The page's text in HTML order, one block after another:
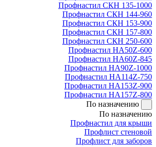
Профнастил СКН 135-1000
Профнастил СКН 144-960
Профнастил СКН 153-900
Профнастил СКН 157-800
Профнастил СКН 250-600
Профнастил НА50Z-600
Профнастил НА60Z-845
Профнастил НА90Z-1000
Профнастил НА114Z-750
Профнастил НА153Z-900
Профнастил НА157Z-800
По назначению
По назначению
Профнастил для крыши
Профлист стеновой
Профлист для заборов